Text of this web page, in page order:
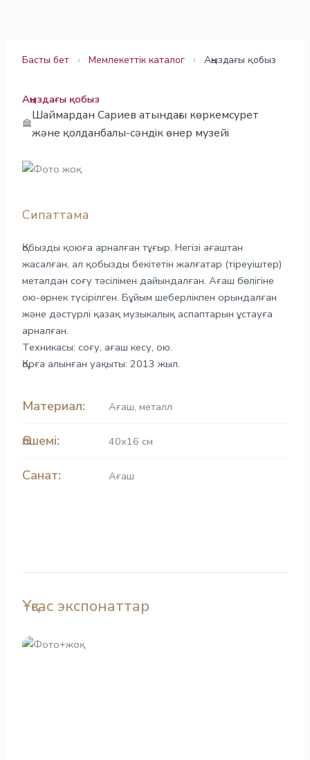
Басты бет › Мемлекеттік каталог › Аңыздағы қобыз
Аңыздағы қобыз
Шаймардан Сариев атындағы көркемсурет
және қолданбалы-сәндік өнер музейі
Сипаттама
Қобызды қоюға арналған тұғыр. Негізі ағаштан
жасалған, ал қобызды бекітетін жалғатар (тіреуіштер)
металдан соғу тәсілімен дайындалған. Ағаш бөлігіне
ою-өрнек түсірілген. Бұйым шеберлікпен орындалған
және дәстүрлі қазақ музыкалық аспаптарын ұстауға
арналған.
Техникасы: соғу, ағаш кесу, ою.
Қорға алынған уақыты: 2013 жыл.
Материал: Ағаш,металл
Өлшемі: 40х16 см
Санат: Ағаш
Ұқсас экспонаттар